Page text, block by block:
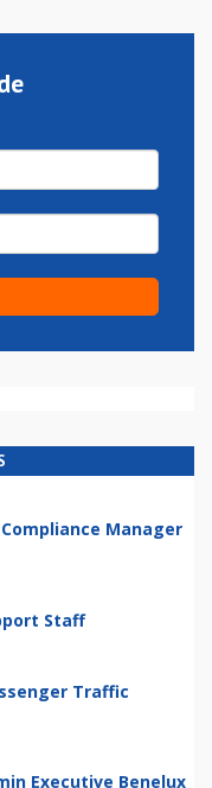
Manager
Staff
Traffic
Executive Benelux